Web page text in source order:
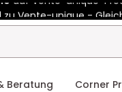
Vente-unique -
auf Vente-unique-
Beratung Corner